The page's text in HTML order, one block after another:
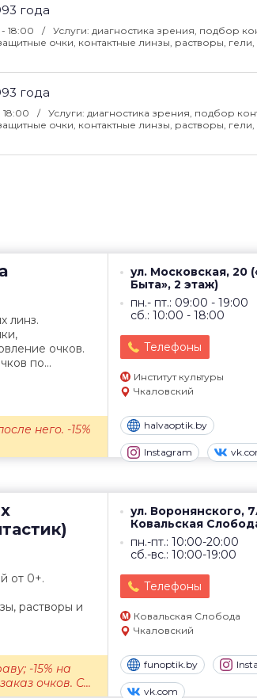
года
18:00
Услуги: диагностика зрения, подбор
очки, контактные линзы, растворы, гели,
года
18:00
Услуги: диагностика зрения, подбор
очки, контактные линзы, растворы, гели,
ул. Московская, 20
Быта», 2 этаж)
пн.- пт.: 09:00 - 19:00
сб.: 10:00 - 18:00
Телефоны
Институт культуры
Чкаловский
halvaoptik.by
Instagram
линз.
очков.
по...
него. -15%
ул. Воронянского,
Ковальская
пн.-пт.: 10:00-20:00
сб.-вс.: 10:00-19:00
Телефоны
Ковальская Слобода
Чкаловский
funoptik.by
vk.com
от 0+.
растворы и
-15% на
очков. С...